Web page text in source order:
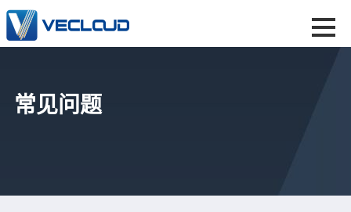
常见问题